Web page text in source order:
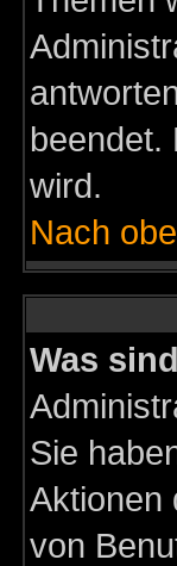
beendet.
wird.
Nach
Was
Sie
Aktionen
von